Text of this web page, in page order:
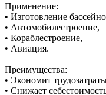
Применение:
• Изготовление
• Автомобилестроение,
• Кораблестроение,
• Авиация.
Преимущества:
• Экономит
• Снижает